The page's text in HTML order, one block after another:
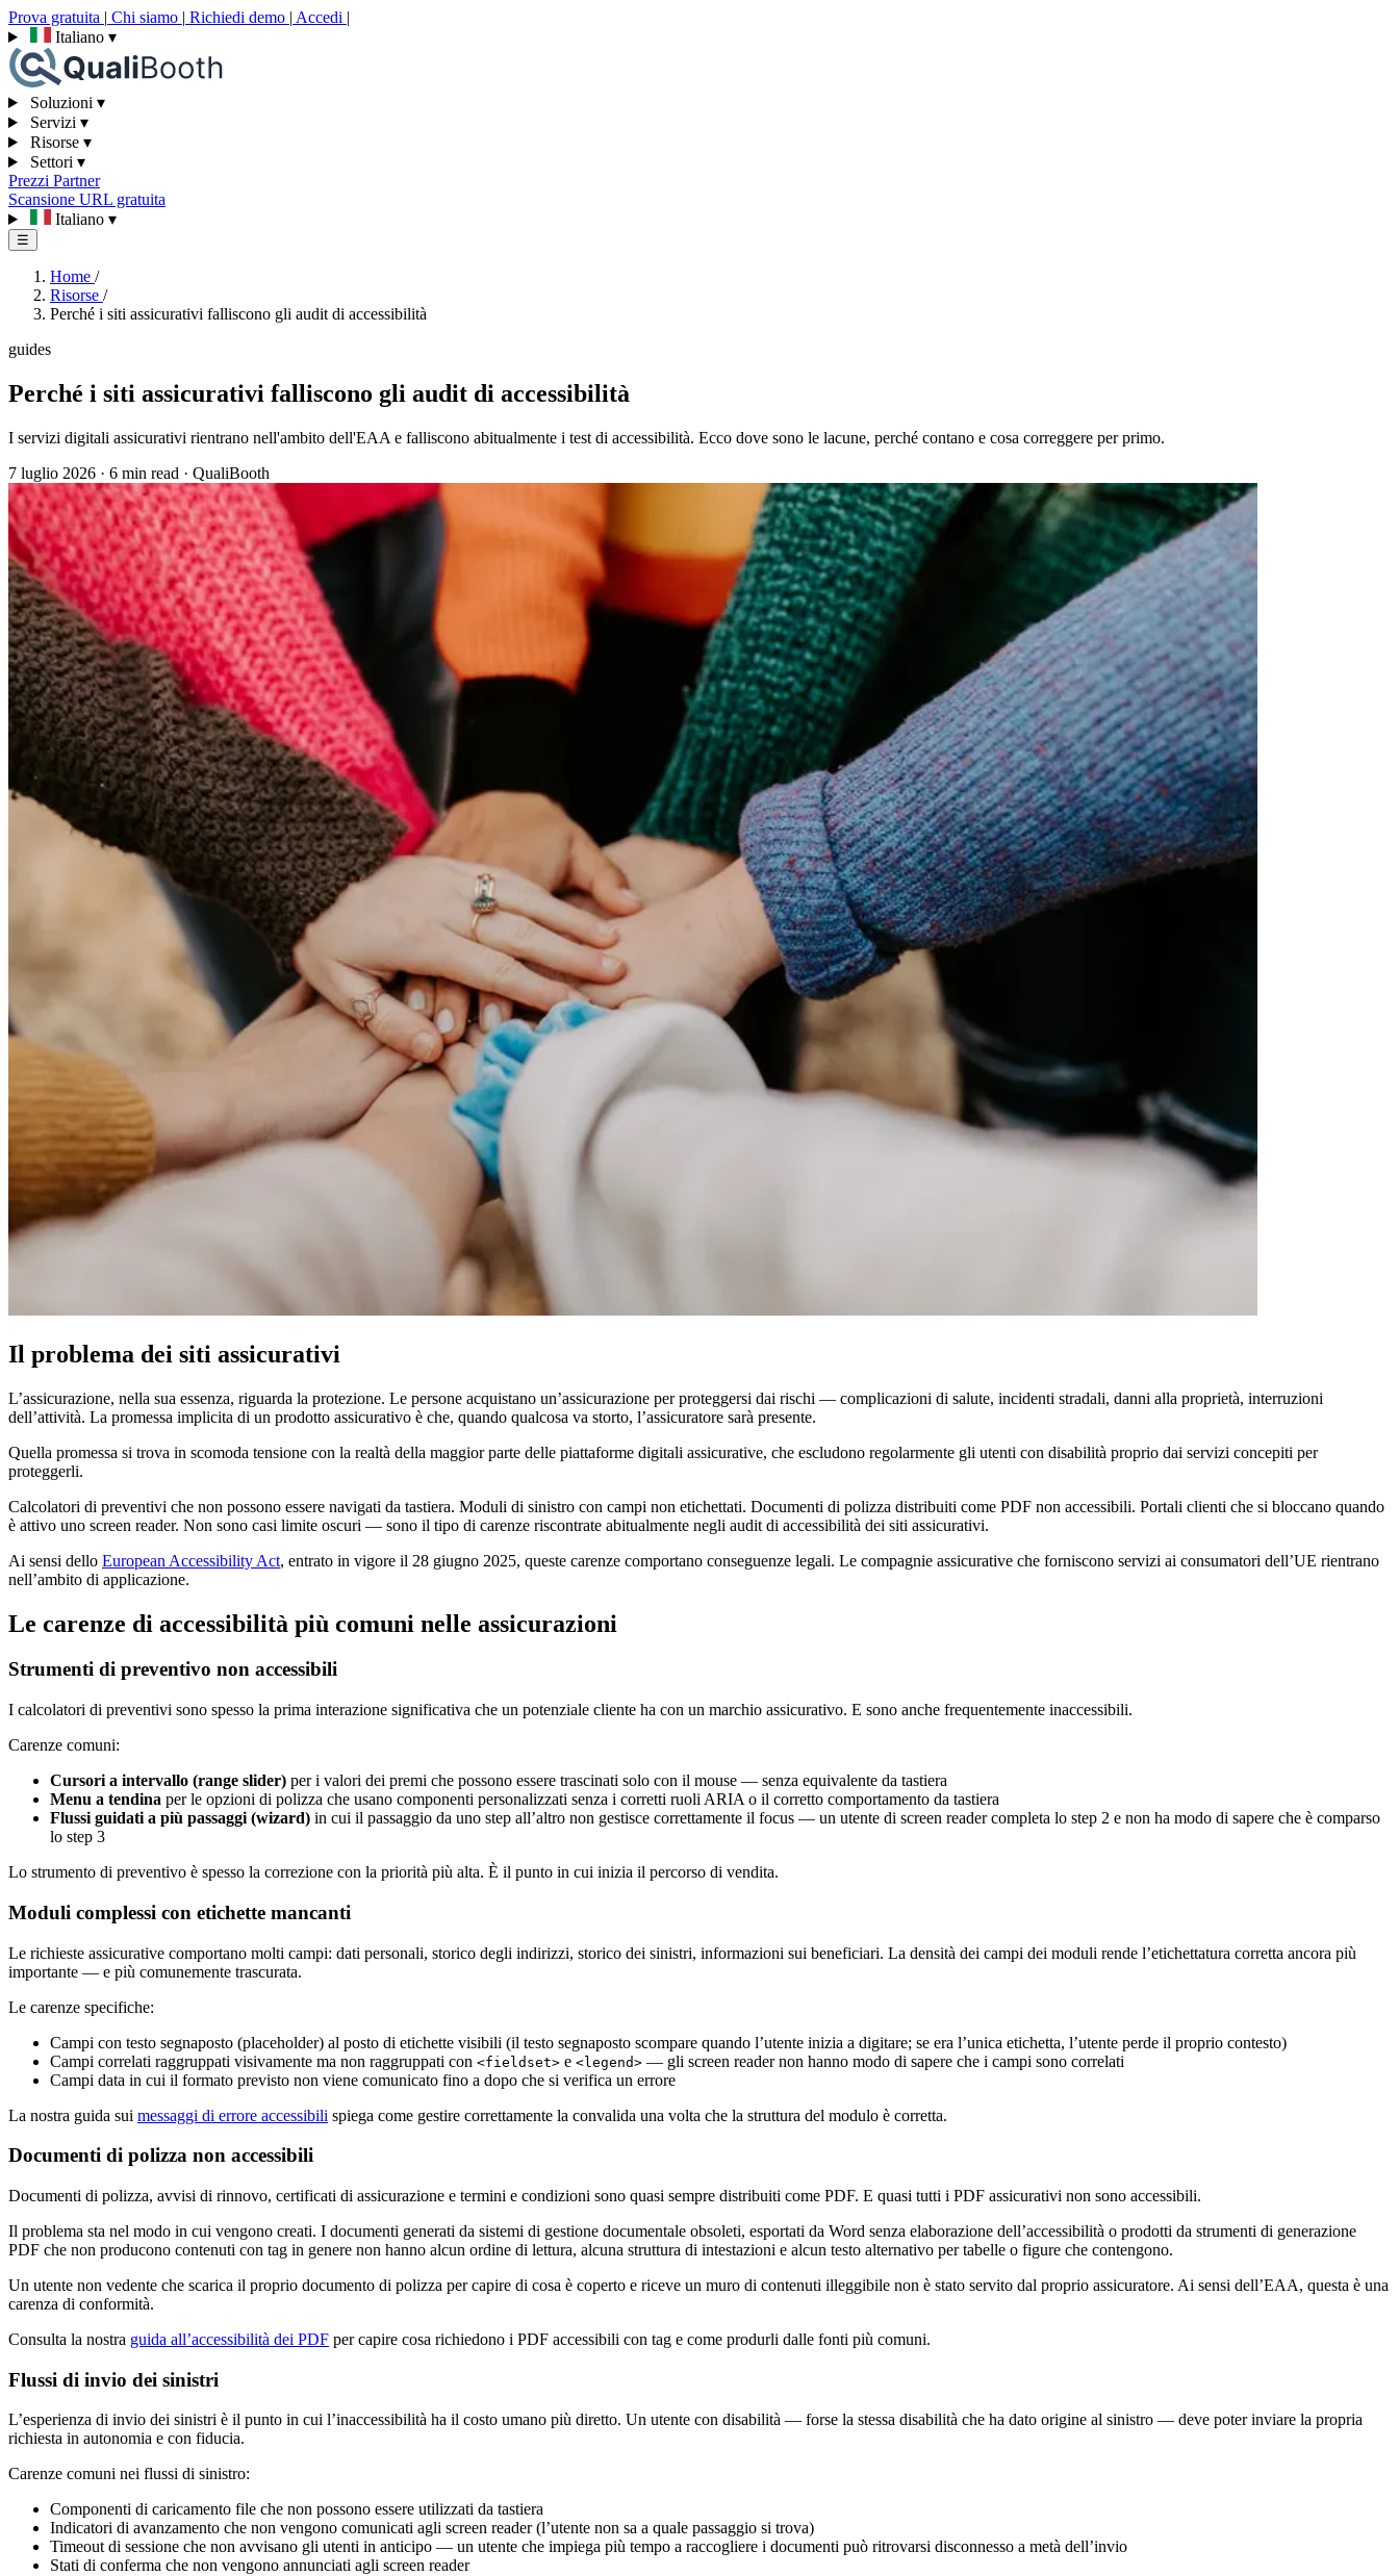
Prova gratuita | Chi siamo | Richiedi demo | Accedi |
Italiano ▾
Soluzioni ▾
Servizi ▾
Risorse ▾
Settori ▾
Prezzi Partner
Scansione URL gratuita
Italiano ▾
☰
Home /
Risorse /
Perché i siti assicurativi falliscono gli audit di accessibilità
guides
Perché i siti assicurativi falliscono gli audit di accessibilità
I servizi digitali assicurativi rientrano nell'ambito dell'EAA e falliscono abitualmente i test di accessibilità. Ecco dove sono le lacune, perché contano e cosa correggere per primo.
7 luglio 2026 · 6 min read · QualiBooth
Il problema dei siti assicurativi
L’assicurazione, nella sua essenza, riguarda la protezione. Le persone acquistano un’assicurazione per proteggersi dai rischi — complicazioni di salute, incidenti stradali, danni alla proprietà, interruzioni
dell’attività. La promessa implicita di un prodotto assicurativo è che, quando qualcosa va storto, l’assicuratore sarà presente.
Quella promessa si trova in scomoda tensione con la realtà della maggior parte delle piattaforme digitali assicurative, che escludono regolarmente gli utenti con disabilità proprio dai servizi concepiti per
proteggerli.
Calcolatori di preventivi che non possono essere navigati da tastiera. Moduli di sinistro con campi non etichettati. Documenti di polizza distribuiti come PDF non accessibili. Portali clienti che si bloccano quando
è attivo uno screen reader. Non sono casi limite oscuri — sono il tipo di carenze riscontrate abitualmente negli audit di accessibilità dei siti assicurativi.
Ai sensi dello European Accessibility Act, entrato in vigore il 28 giugno 2025, queste carenze comportano conseguenze legali. Le compagnie assicurative che forniscono servizi ai consumatori dell’UE rientrano
nell’ambito di applicazione.
Le carenze di accessibilità più comuni nelle assicurazioni
Strumenti di preventivo non accessibili
I calcolatori di preventivi sono spesso la prima interazione significativa che un potenziale cliente ha con un marchio assicurativo. E sono anche frequentemente inaccessibili.
Carenze comuni:
Cursori a intervallo (range slider) per i valori dei premi che possono essere trascinati solo con il mouse — senza equivalente da tastiera
Menu a tendina per le opzioni di polizza che usano componenti personalizzati senza i corretti ruoli ARIA o il corretto comportamento da tastiera
Flussi guidati a più passaggi (wizard) in cui il passaggio da uno step all’altro non gestisce correttamente il focus — un utente di screen reader completa lo step 2 e non ha modo di sapere che è comparso
lo step 3
Lo strumento di preventivo è spesso la correzione con la priorità più alta. È il punto in cui inizia il percorso di vendita.
Moduli complessi con etichette mancanti
Le richieste assicurative comportano molti campi: dati personali, storico degli indirizzi, storico dei sinistri, informazioni sui beneficiari. La densità dei campi dei moduli rende l’etichettatura corretta ancora più
importante — e più comunemente trascurata.
Le carenze specifiche:
Campi con testo segnaposto (placeholder) al posto di etichette visibili (il testo segnaposto scompare quando l’utente inizia a digitare; se era l’unica etichetta, l’utente perde il proprio contesto)
Campi correlati raggruppati visivamente ma non raggruppati con <fieldset> e <legend> — gli screen reader non hanno modo di sapere che i campi sono correlati
Campi data in cui il formato previsto non viene comunicato fino a dopo che si verifica un errore
La nostra guida sui messaggi di errore accessibili spiega come gestire correttamente la convalida una volta che la struttura del modulo è corretta.
Documenti di polizza non accessibili
Documenti di polizza, avvisi di rinnovo, certificati di assicurazione e termini e condizioni sono quasi sempre distribuiti come PDF. E quasi tutti i PDF assicurativi non sono accessibili.
Il problema sta nel modo in cui vengono creati. I documenti generati da sistemi di gestione documentale obsoleti, esportati da Word senza elaborazione dell’accessibilità o prodotti da strumenti di generazione
PDF che non producono contenuti con tag in genere non hanno alcun ordine di lettura, alcuna struttura di intestazioni e alcun testo alternativo per tabelle o figure che contengono.
Un utente non vedente che scarica il proprio documento di polizza per capire di cosa è coperto e riceve un muro di contenuti illeggibile non è stato servito dal proprio assicuratore. Ai sensi dell’EAA, questa è una
carenza di conformità.
Consulta la nostra guida all’accessibilità dei PDF per capire cosa richiedono i PDF accessibili con tag e come produrli dalle fonti più comuni.
Flussi di invio dei sinistri
L’esperienza di invio dei sinistri è il punto in cui l’inaccessibilità ha il costo umano più diretto. Un utente con disabilità — forse la stessa disabilità che ha dato origine al sinistro — deve poter inviare la propria
richiesta in autonomia e con fiducia.
Carenze comuni nei flussi di sinistro:
Componenti di caricamento file che non possono essere utilizzati da tastiera
Indicatori di avanzamento che non vengono comunicati agli screen reader (l’utente non sa a quale passaggio si trova)
Timeout di sessione che non avvisano gli utenti in anticipo — un utente che impiega più tempo a raccogliere i documenti può ritrovarsi disconnesso a metà dell’invio
Stati di conferma che non vengono annunciati agli screen reader